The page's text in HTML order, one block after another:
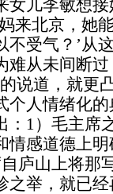
女儿李敏想
来北京，她
受气？’从
难从未间断
说道，就更
个人情绪化
：1）毛主席
情感道德上
庐山上将那
之举，就已